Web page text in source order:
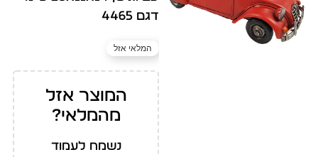
דגם 4465
המלאי אזל
המוצר אזל
מהמלאי?
נשמח לעמוד